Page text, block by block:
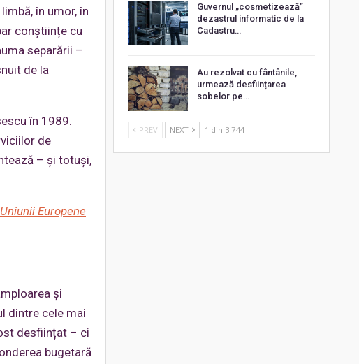
în umor, în
conștiințe cu
separării –
de la
în 1989.
de
– și totuși,
Europene
și
dintre cele mai
desființat – ci
bugetară
Guvernul „cosmetizează”
dezastrul informatic de la
Cadastru…
Au rezolvat cu fântânile,
urmează desființarea
sobelor pe…
PREV NEXT 1 din 3.744